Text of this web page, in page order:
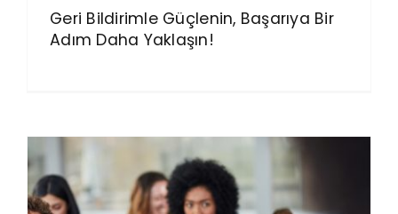
Geri Bildirimle Güçlenin, Başarıya Bir
Adım Daha Yaklaşın!